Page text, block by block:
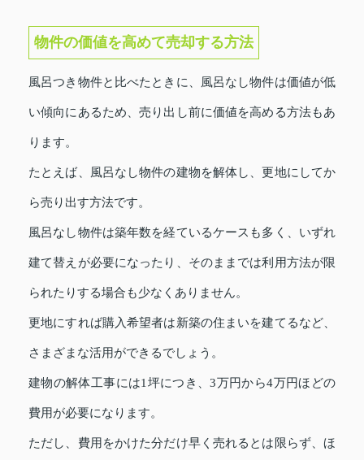
物件の価値を高めて売却する方法
風呂つき物件と比べたときに、風呂なし物件は価値が低
い傾向にあるため、売り出し前に価値を高める方法もあ
ります。
たとえば、風呂なし物件の建物を解体し、更地にしてか
ら売り出す方法です。
風呂なし物件は築年数を経ているケースも多く、いずれ
建て替えが必要になったり、そのままでは利用方法が限
られたりする場合も少なくありません。
更地にすれば購入希望者は新築の住まいを建てるなど、
さまざまな活用ができるでしょう。
建物の解体工事には1坪につき、3万円から4万円ほどの
費用が必要になります。
ただし、費用をかけた分だけ早く売れるとは限らず、ほ